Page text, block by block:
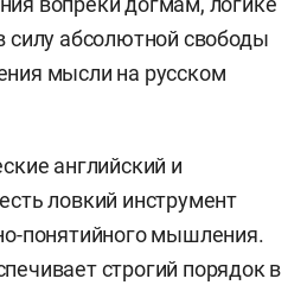
силу абсолютной свободы
мысли на русском
английский и
ловкий инструмент
понятийного мышления.
строгий порядок в